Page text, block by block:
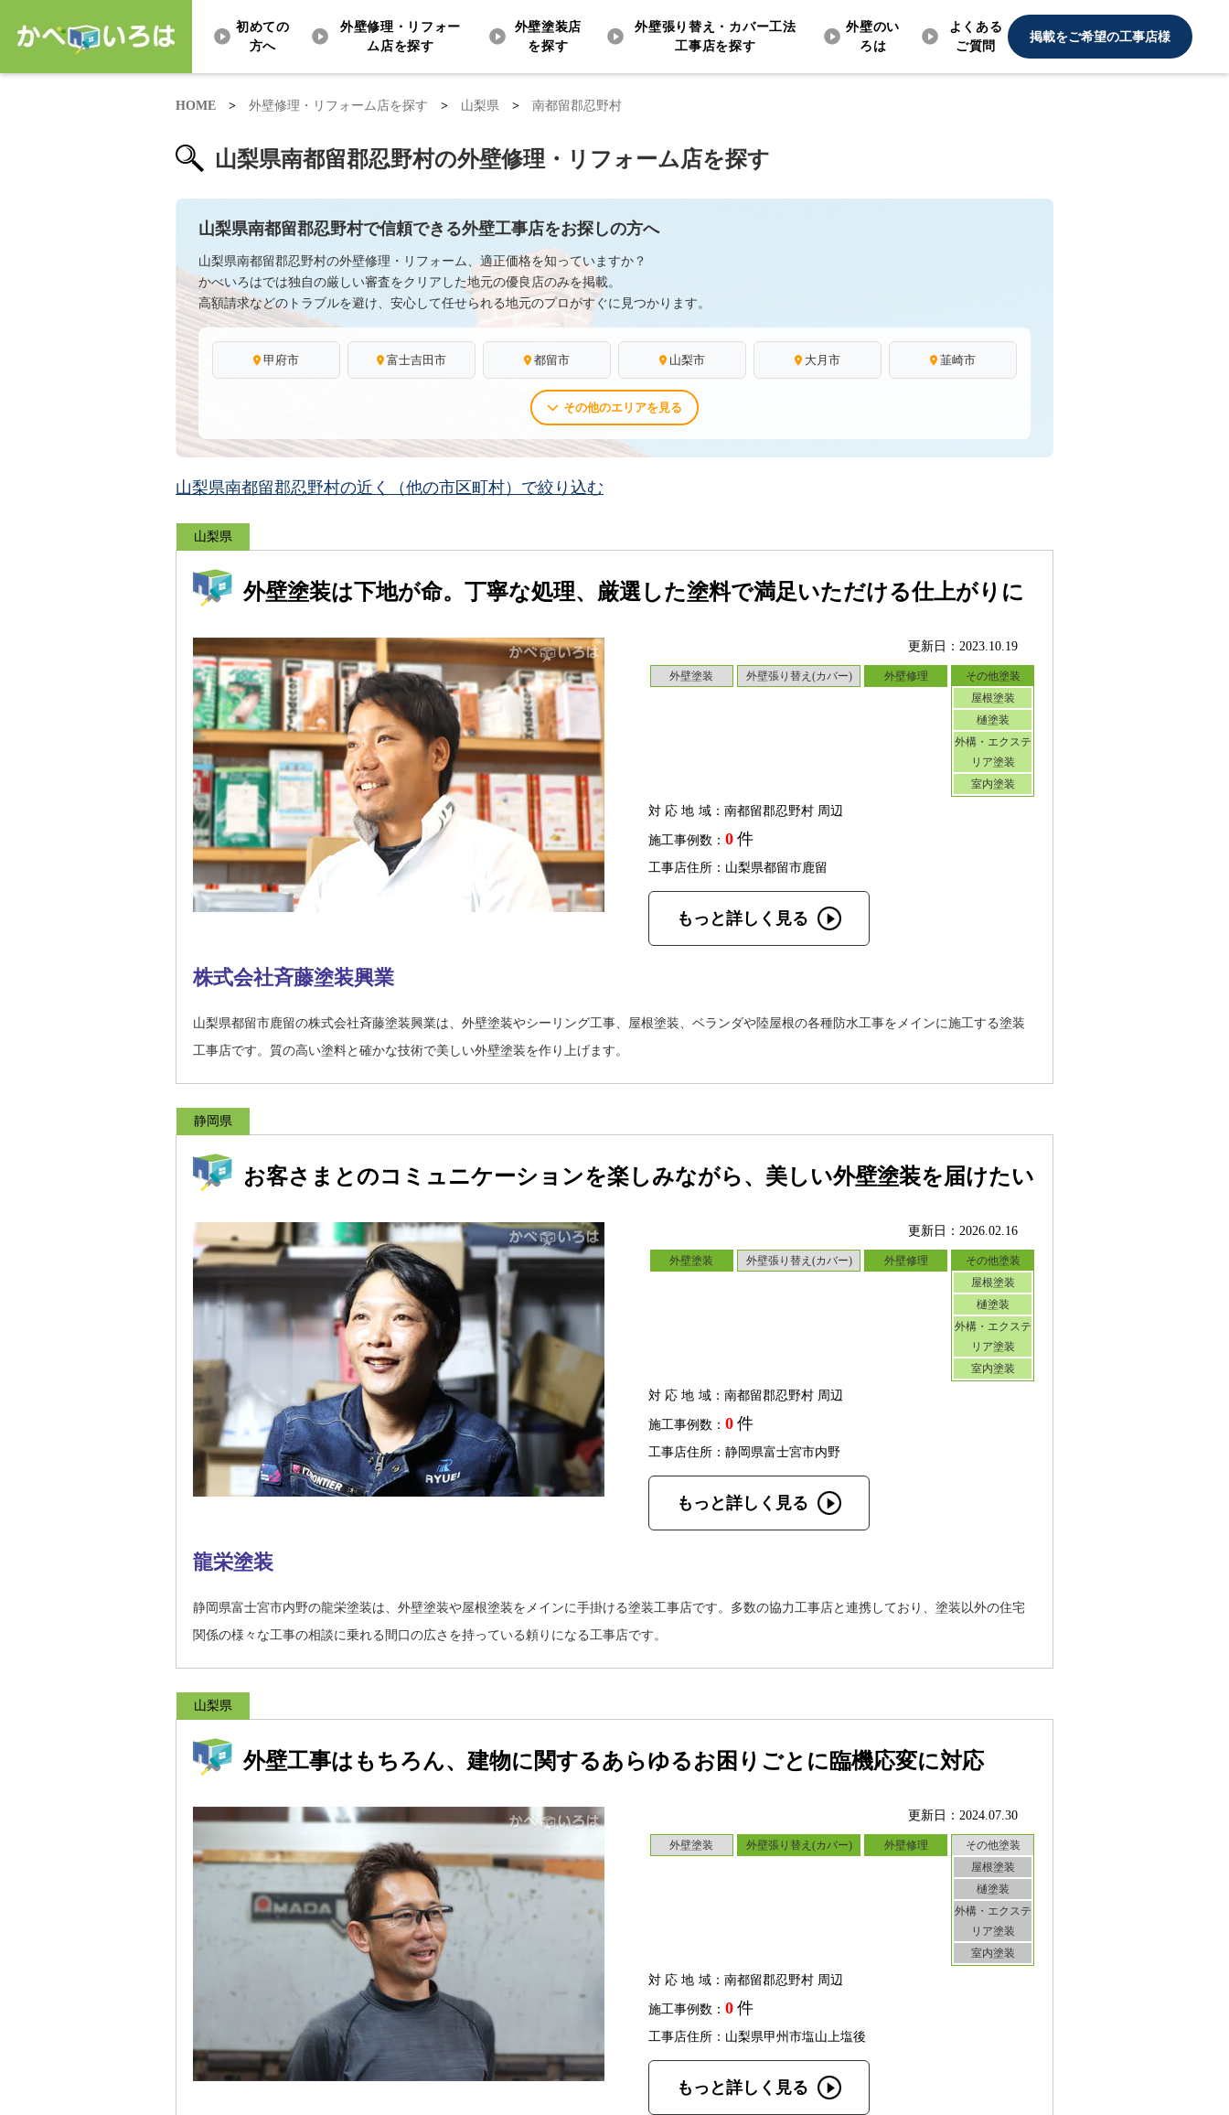
初めての
方へ
外壁修理・リフォー
ム店を探す
外壁塗装店
を探す
外壁張り替え・カバー工法
工事店を探す
外壁のい
ろは
よくある
ご質問
掲載をご希望の工事店様
HOME > 外壁修理・リフォーム店を探す > 山梨県 > 南都留郡忍野村
山梨県南都留郡忍野村の外壁修理・リフォーム店を探す
山梨県南都留郡忍野村で信頼できる外壁工事店をお探しの方へ
山梨県南都留郡忍野村の外壁修理・リフォーム、適正価格を知っていますか？
かべいろはでは独自の厳しい審査をクリアした地元の優良店のみを掲載。
高額請求などのトラブルを避け、安心して任せられる地元のプロがすぐに見つかります。
甲府市 富士吉田市 都留市 山梨市 大月市 韮崎市
その他のエリアを見る
山梨県南都留郡忍野村の近く（他の市区町村）で絞り込む
山梨県
外壁塗装は下地が命。丁寧な処理、厳選した塗料で満足いただける仕上がりに
更新日：2023.10.19
外壁塗装 外壁張り替え(カバー) 外壁修理
その他塗装
屋根塗装
樋塗装
外構・エクステ
リア塗装
室内塗装
対応地域：南都留郡忍野村 周辺
施工事例数： 0 件
工事店住所：山梨県都留市鹿留
もっと詳しく見る
株式会社斉藤塗装興業
山梨県都留市鹿留の株式会社斉藤塗装興業は、外壁塗装やシーリング工事、屋根塗装、ベランダや陸屋根の各種防水工事をメインに施工する塗装
工事店です。質の高い塗料と確かな技術で美しい外壁塗装を作り上げます。
静岡県
お客さまとのコミュニケーションを楽しみながら、美しい外壁塗装を届けたい
更新日：2026.02.16
外壁塗装 外壁張り替え(カバー) 外壁修理
その他塗装
屋根塗装
樋塗装
外構・エクステ
リア塗装
室内塗装
対応地域：南都留郡忍野村 周辺
施工事例数： 0 件
工事店住所：静岡県富士宮市内野
もっと詳しく見る
龍栄塗装
静岡県富士宮市内野の龍栄塗装は、外壁塗装や屋根塗装をメインに手掛ける塗装工事店です。多数の協力工事店と連携しており、塗装以外の住宅
関係の様々な工事の相談に乗れる間口の広さを持っている頼りになる工事店です。
山梨県
外壁工事はもちろん、建物に関するあらゆるお困りごとに臨機応変に対応
更新日：2024.07.30
外壁塗装 外壁張り替え(カバー) 外壁修理
その他塗装
屋根塗装
樋塗装
外構・エクステ
リア塗装
室内塗装
対応地域：南都留郡忍野村 周辺
施工事例数： 0 件
工事店住所：山梨県甲州市塩山上塩後
もっと詳しく見る